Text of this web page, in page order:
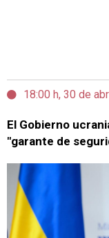
18:00 h, 30 de
El Gobierno
"garante de